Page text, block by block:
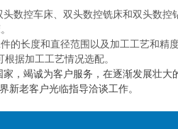
数控车床、双头数控铣床和双头数控
的长度和直径范围以及加工工艺和
据加工工艺情况选配。
，竭诚为客户服务，在逐渐发展壮
新老客户光临指导洽谈工作。